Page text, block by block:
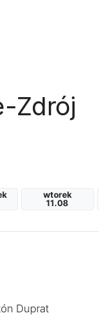
Zdrój
wtorek
11.08
Duprat